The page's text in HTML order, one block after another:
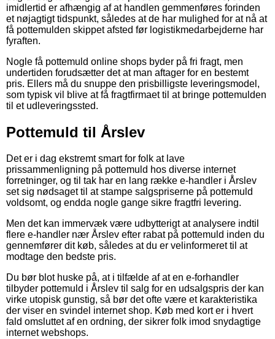
imidlertid er afhængig af at handlen gemmenføres forinden
et nøjagtigt tidspunkt, således at de har mulighed for at nå at
få pottemulden skippet afsted før logistikmedarbejderne har
fyraften.
Nogle få pottemuld online shops byder på fri fragt, men
undertiden forudsætter det at man aftager for en bestemt
pris. Ellers må du snuppe den prisbilligste leveringsmodel,
som typisk vil blive at få fragtfirmaet til at bringe pottemulden
til et udleveringssted.
Pottemuld til Årslev
Det er i dag ekstremt smart for folk at lave
prissammenligning på pottemuld hos diverse internet
forretninger, og til tak har en lang række e-handler i Årslev
set sig nødsaget til at stampe salgspriserne på pottemuld
voldsomt, og endda nogle gange sikre fragtfri levering.
Men det kan immervæk være udbytterigt at analysere indtil
flere e-handler nær Årslev efter rabat på pottemuld inden du
gennemfører dit køb, således at du er velinformeret til at
modtage den bedste pris.
Du bør blot huske på, at i tilfælde af at en e-forhandler
tilbyder pottemuld i Årslev til salg for en udsalgspris der kan
virke utopisk gunstig, så bør det ofte være et karakteristika
der viser en svindel internet shop. Køb med kort er i hvert
fald omsluttet af en ordning, der sikrer folk imod snydagtige
internet webshops.